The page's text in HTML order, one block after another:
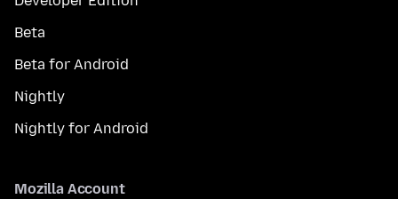
Beta
Beta for Android
Nightly
Nightly for Android
Mozilla Account